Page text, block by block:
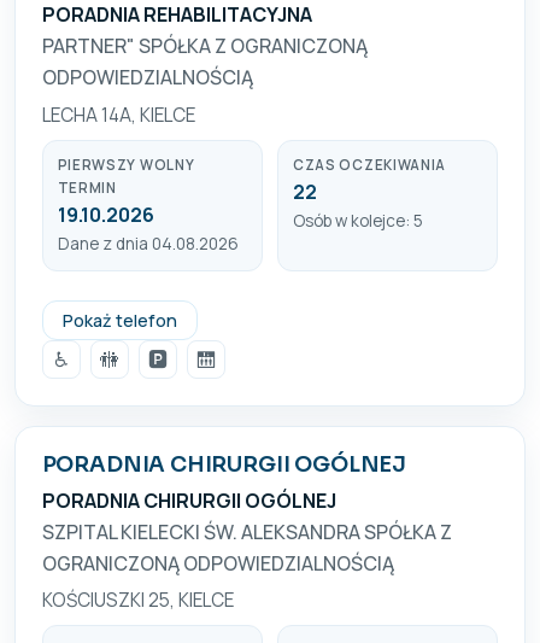
PORADNIA REHABILITACYJNA
PARTNER" SPÓŁKA Z OGRANICZONĄ
ODPOWIEDZIALNOŚCIĄ
LECHA 14A, KIELCE
PIERWSZY WOLNY
TERMIN
19.10.2026
Dane z dnia 04.08.2026
CZAS OCZEKIWANIA
22
Osób w kolejce: 5
Pokaż telefon
41 34 503 40
♿
🚻 🅿️ 🛗
PORADNIA CHIRURGII OGÓLNEJ
PORADNIA CHIRURGII OGÓLNEJ
SZPITAL KIELECKI ŚW. ALEKSANDRA SPÓŁKA Z
OGRANICZONĄ ODPOWIEDZIALNOŚCIĄ
KOŚCIUSZKI 25, KIELCE